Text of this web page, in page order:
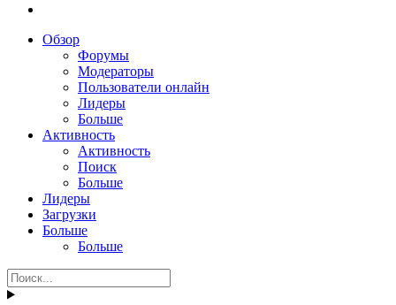
Обзор
Форумы
Модераторы
Пользователи онлайн
Лидеры
Больше
Активность
Активность
Поиск
Больше
Лидеры
Загрузки
Больше
Больше